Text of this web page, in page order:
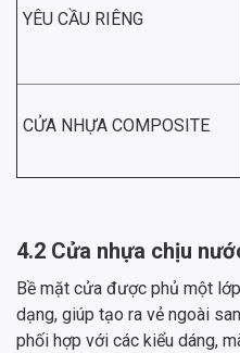
YÊU CẦU RIÊNG
CỬA NHỰA COMPOSITE
4.2 Cửa nhựa chịu
Bề mặt cửa được phủ một
dạng, giúp tạo ra vẻ ngoài
phối hợp với các kiểu dáng,